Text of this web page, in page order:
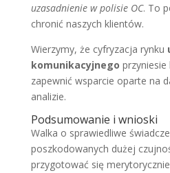
uzasadnienie w polisie OC. To
chronić naszych klientów.
Wierzymy, że cyfryzacja rynku
komunikacyjnego przyniesie
zapewnić wsparcie oparte na
analizie.
Podsumowanie i wnioski
Walka o sprawiedliwe
poszkodowanych dużej
przygotować się